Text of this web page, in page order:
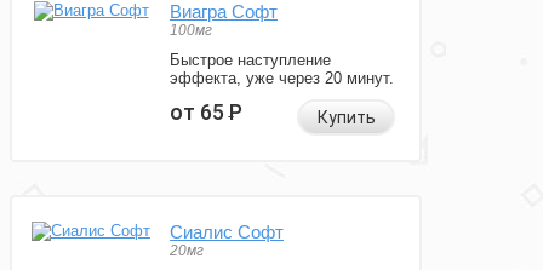
Виагра Софт
100мг
Быстрое наступление
эффекта, уже через 20 минут.
от 65Р Купить
Сиалис Софт
20мг